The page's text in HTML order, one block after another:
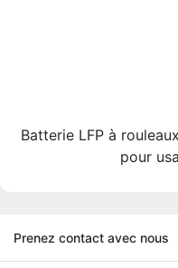
Batterie LFP à
pour
Prenez contact avec nous